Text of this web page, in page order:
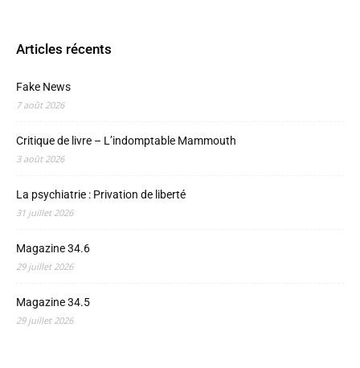
Articles récents
Fake News
7 août 2026
Critique de livre – L’indomptable Mammouth
3 août 2026
La psychiatrie : Privation de liberté
31 juillet 2026
Magazine 34.6
29 juillet 2026
Magazine 34.5
29 juillet 2026